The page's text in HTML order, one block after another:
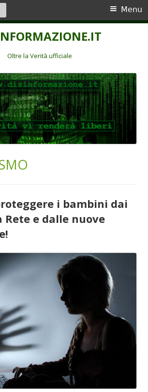
Oltre la Verità ufficiale
Menu
Ricerca
per:
i bambini dai
Rete e dalle nuove